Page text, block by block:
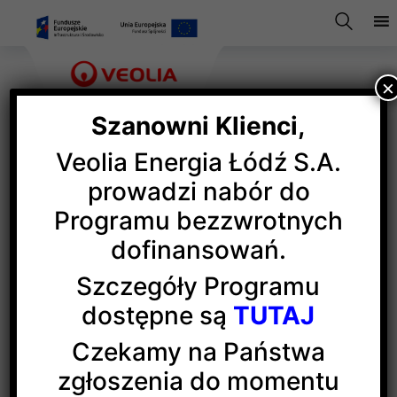
„Węzeł Energii” w EC1
21 marca w historycznej elektrociepłowni przy
ul. Targowej 1/3 odbyło się niecodzienne
wydarzenie.
Veolia Energia Łódź we współpracy z Zakładem
Wodociągów i Kanalizacji oraz Zarządem Dróg
Szanowni Klienci,
Veolia Energia Łódź S.A.
prowadzi nabór do
Programu bezzwrotnych
dofinansowań.
Szczegóły Programu
dostępne są TUTAJ
Czekamy na Państwa
zgłoszenia do momentu
×